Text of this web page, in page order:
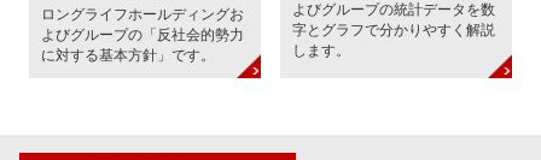
ロングライフホールディングお
よびグループの「反社会的勢力
に対する基本方針」です。
よびグループの統計データを数
字とグラフで分かりやすく解説
します。